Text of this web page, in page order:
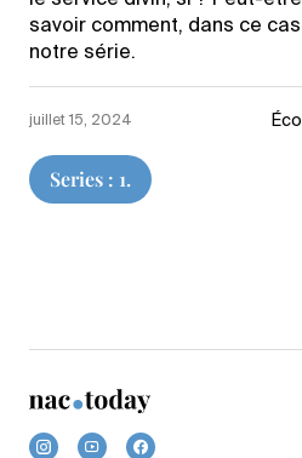
savoir comment, dans ce
notre série.
Series : 1.
juillet 15, 2024